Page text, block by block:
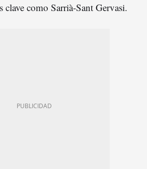
clave como Sarrià-Sant Gervasi.